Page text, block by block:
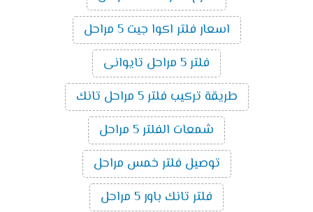
اسعار فلتر اكوا جيت 5 مراحل
فلتر 5 مراحل تايوانى
طريقة تركيب فلتر 5 مراحل تانك
شمعات الفلتر 5 مراحل
توصيل فلتر خمس مراحل
فلتر تانك باور 5 مراحل